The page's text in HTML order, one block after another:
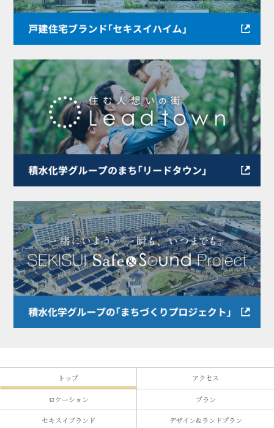
トップ アクセス
ロケーション プラン
セキスイブランド デザイン&ランドプラン